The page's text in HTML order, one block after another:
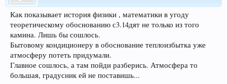
Как показывает история физики , математики в угоду
теоретическому обоснованию с3.14дят не только из того
камина. Лишь бы сошлось.
Бытовому кондиционеру в обоснование теплоизбытка уже
атмосферу потеть придумали.
Главное сошлось, а там пойди разберись. Атмосфера то
большая, градусник ей не поставишь...